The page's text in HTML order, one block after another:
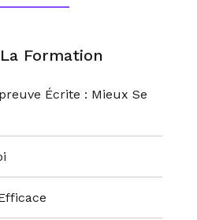
Des Candidats.
Formation
Écrite : Mieux Se